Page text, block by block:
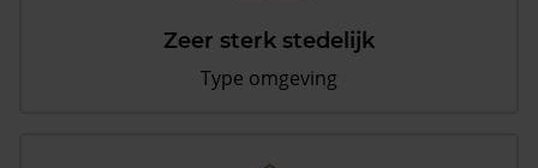
Zeer sterk stedelijk
Type omgeving